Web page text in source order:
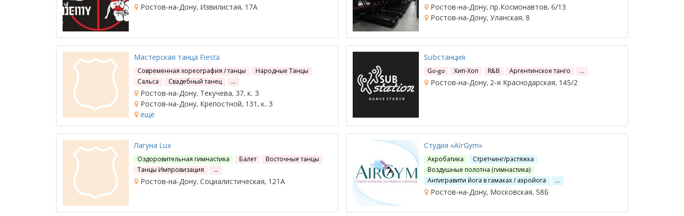
Ростов-на-Дону, Извилистая, 17А
Ростов-на-Дону, пр.Космонавтов, 6/13
Ростов-на-Дону, Уланская, 8
Мастерская танца Fiesta
Современная хореография / танцы
Народные Танцы
Сальса
Свадебный танец …
Ростов-на-Дону, Текучева, 37, к. 3
Ростов-на-Дону, Крепостной, 131, к. 3
ещё
Subстанция
Go-go Хип-Хоп R&B Аргентинское танго …
Ростов-на-Дону, 2-я Краснодарская, 145/2
Лагуна Lux
Оздоровительная гимнастика Балет
Восточные танцы
Танцы Импровизация
…
Ростов-на-Дону, Социалистическая, 121А
Студия «AirGym»
Акробатика
Стретчинг/растяжка
Воздушные полотна (гимнастика)
Антигравити йога в гамаках / аэройога
…
Ростов-на-Дону, Московская, 58Б